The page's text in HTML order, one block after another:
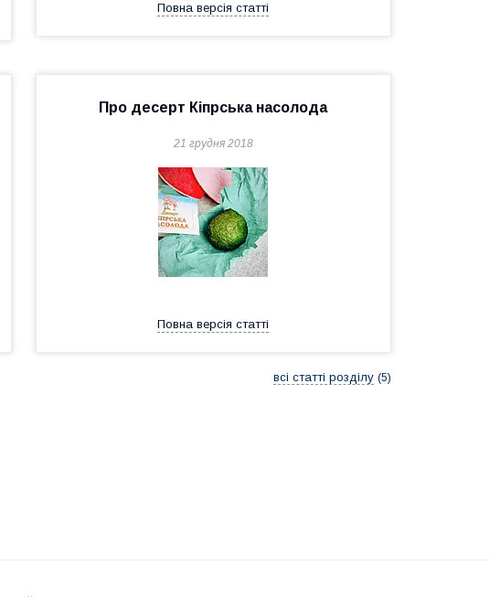
Повна версія статті
Про десерт Кіпрська насолода
21 грудня 2018
Повна версія статті
всі статті розділу 5